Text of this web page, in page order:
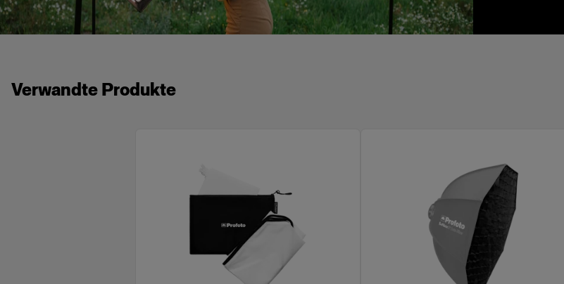
Verwandte Produkte